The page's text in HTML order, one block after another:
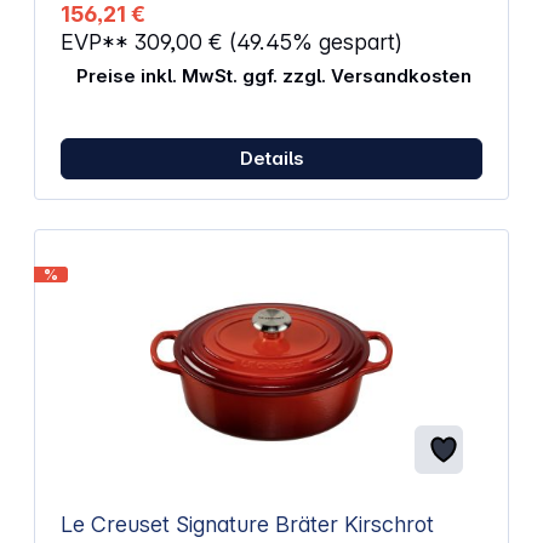
Höhe ohne Deckel: 10,5 cm Länge: 30 cm Volumen:
3,8 l Farbe: rot Material: Gusseisen
156,21 €
EVP** 309,00 € (49.45% gespart)
Preise inkl. MwSt. ggf. zzgl. Versandkosten
Details
%
Le Creuset Signature Bräter Kirschrot